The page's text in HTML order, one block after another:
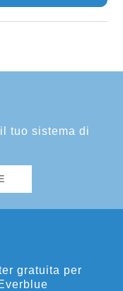
tuo sistema di
gratuita per